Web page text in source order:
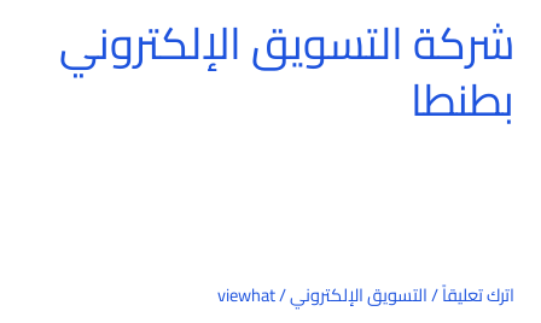
شركة التسويق الإلكتروني
بطنطا
اترك تعليقاً/التسويق الإلكتروني/
viewhat